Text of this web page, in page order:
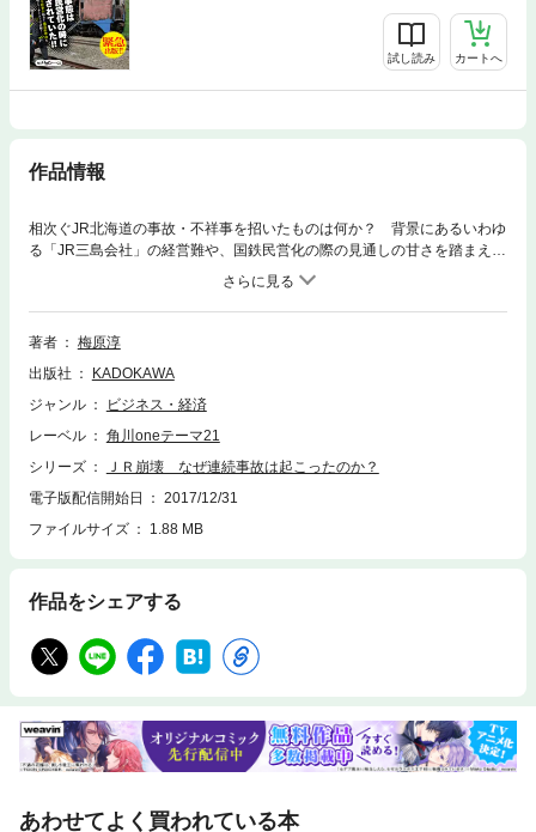
試し読み カートへ
作品情報
相次ぐJR北海道の事故・不祥事を招いたものは何か？ 背景にあるいわゆ
る「JR三島会社」の経営難や、国鉄民営化の際の見通しの甘さを踏まえ、
著者
梅原淳
出版社
KADOKAWA
ジャンル
ビジネス・経済
レーベル
角川oneテーマ21
シリーズ
ＪＲ崩壊 なぜ連続事故は起こったのか？
電子版配信開始日
2017/12/31
ファイルサイズ
1.88 MB
作品をシェアする
あわせてよく買われている本